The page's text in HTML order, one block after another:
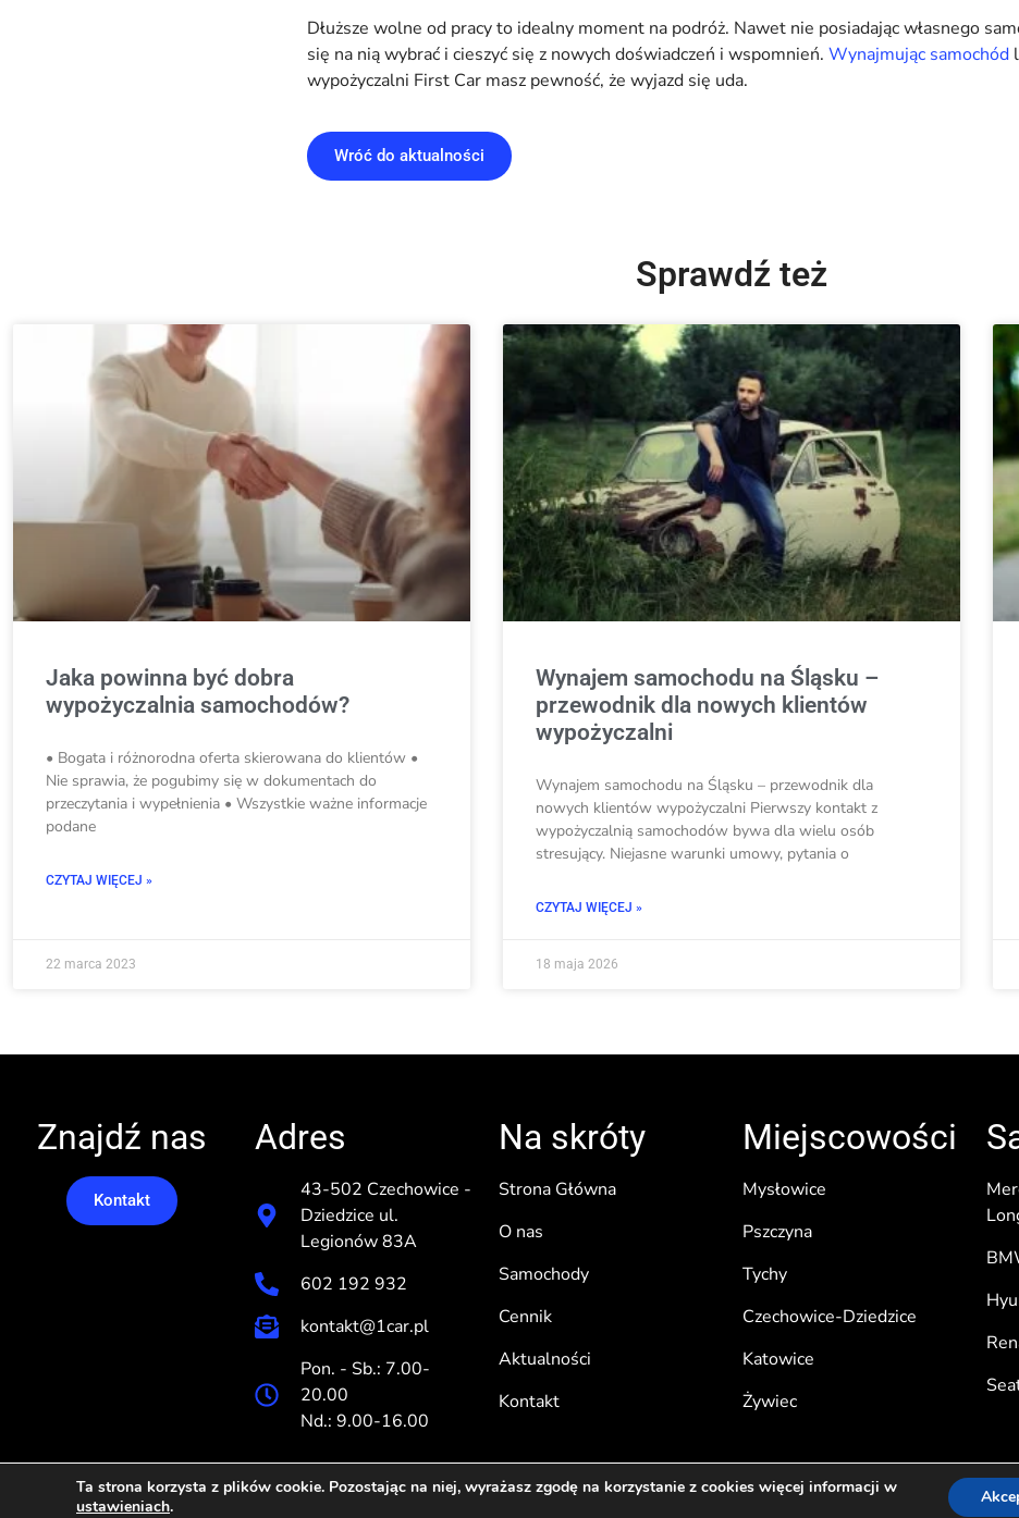
Dłuższe wolne od pracy to idealny moment na podróż. Nawet nie posiadając własnego
się na nią wybrać i cieszyć się z nowych doświadczeń i wspomnień. Wynajmując samochód
wypożyczalni First Car masz pewność, że wyjazd się uda.
Wróć do aktualności
Sprawdź też
Jaka powinna być dobra
wypożyczalnia samochodów?
• Bogata i różnorodna oferta skierowana do klientów •
Nie sprawia, że pogubimy się w dokumentach do
przeczytania i wypełnienia • Wszystkie ważne informacje
podane
CZYTAJ WIĘCEJ »
22 marca 2023
Wynajem samochodu na Śląsku –
przewodnik dla nowych klientów
wypożyczalni
Wynajem samochodu na Śląsku – przewodnik dla
nowych klientów wypożyczalni Pierwszy kontakt z
wypożyczalnią samochodów bywa dla wielu osób
stresujący. Niejasne warunki umowy, pytania o
CZYTAJ WIĘCEJ »
18 maja 2026
Znajdź nas
Kontakt
Adres
43-502 Czechowice -
Dziedzice ul.
Legionów 83A
602 192 932
kontakt@1car.pl
Pon. - Sb.: 7.00-
20.00
Nd.: 9.00-16.00
Na skróty
Strona Główna
O nas
Samochody
Cennik
Aktualności
Kontakt
Miejscowości
Mysłowice
Pszczyna
Tychy
Czechowice-Dziedzice
Katowice
Żywiec
Ta strona korzysta z plików cookie. Pozostając na niej, wyrażasz zgodę na korzystanie z cookies więcej informacji w
ustawieniach.